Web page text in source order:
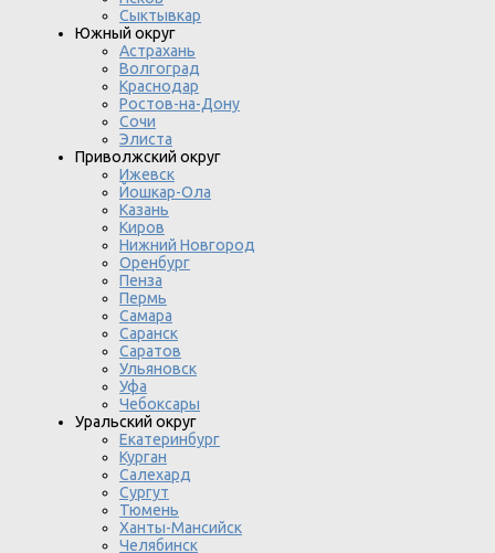
Сыктывкар
Южный округ
Астрахань
Волгоград
Краснодар
Ростов-на-Дону
Сочи
Элиста
Приволжский округ
Ижевск
Йошкар-Ола
Казань
Киров
Нижний Новгород
Оренбург
Пенза
Пермь
Самара
Саранск
Саратов
Ульяновск
Уфа
Чебоксары
Уральский округ
Екатеринбург
Курган
Салехард
Сургут
Тюмень
Ханты-Мансийск
Челябинск